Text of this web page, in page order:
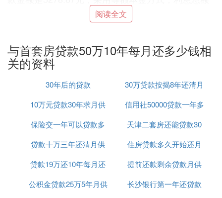
是123520.83元，首月还款金额是6208.33元（仅供
参考），月还款额逐月递减。
您具体申请贷款的执行利率、金额、贷款期限以及贷
款还款方式的信息，需要您申请贷款后经办行在具体
审核您的综合信息，贷款审核通过后才能确定。
请您在8:30-18:00致电95555选择“2人工服务-“1”个人
银行业务-“4”个人贷款 业务进入人工服务提供贷款用
途及城市详细了解所需资料。
二、我首套房贷，贷款50万，十年还清，利息多少
我首套房贷，140801.31
阅读全文
与首套房贷款50万10年每月还多少钱相
关的资料
30年后的贷款
30万贷款按揭8年还清月
供多少
10万元贷款30年求月供
信用社50000贷款一年多
少利息是多少
保险交一年可以贷款多
少钱
天津二套房还能贷款30
年么
贷款十万三年还清月供
多少钱
住房贷款多久开始还月
供
贷款19万还10年每月还
款怎么算
提前还款剩余贷款月供
计算器
公积金贷款25万5年月供
长沙银行第一年还贷款